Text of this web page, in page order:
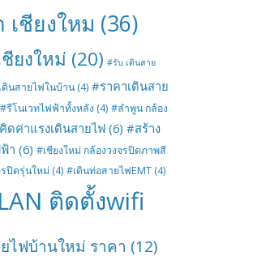
ชียงใหม (36)
ยงใหม่ (20) #รับ เดินสาย
ดินสายไฟในบ้าน (4) #ราคาเดินสาย
#รีโนเวทไฟฟ้าทั้งหลัง (4) #ลำพูน กล้อง
ดค่าแรงเดินสายไฟ (6) #สร้าง
า (6) #เชียงใหม่ กล้องวงจรปิดภาพสี
รปิดรุ่นใหม่ (4) #เดินท่อสายไฟEMT (4)
ติดตั้งwifi
ไฟบ้านใหม่ ราคา (12)